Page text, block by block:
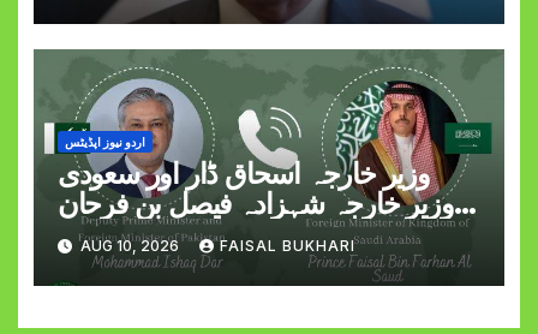
اردو نیوز اپڈیٹس
وزیر خارجہ اسحاق ڈار اور سعودی
وزیر خارجہ شہزادہ فیصل بن فرحان
کے درمیان ٹیلیفونک رابطہ
AUG 10, 2026 FAISAL BUKHARI